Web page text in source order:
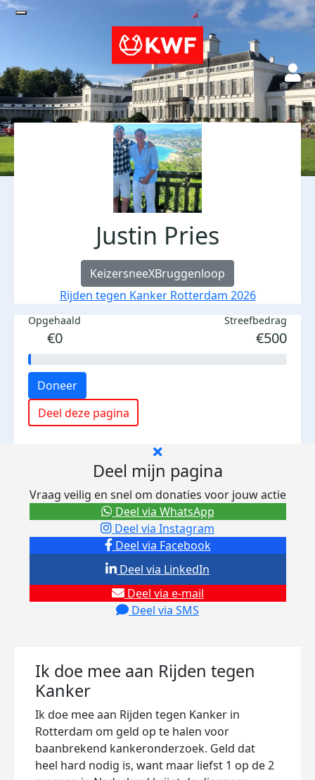
Justin Pries
KeizersneeXBruggenloop
Rijden tegen Kanker Rotterdam 2026
Opgehaald
€0
Streefbedrag
€500
Doneer
Deel deze pagina
Deel mijn pagina
Vraag veilig en snel om donaties voor jouw actie
Deel via Facebook
Deel via Instagram
Deel via e-mail
Deel via SMS
Deel via LinkedIn
Deel via WhatsApp
Ik doe mee aan Rijden tegen
Kanker
Ik doe mee aan Rijden tegen Kanker in
Rotterdam om geld op te halen voor
baanbrekend kankeronderzoek. Geld dat
heel hard nodig is, want maar liefst 1 op de 2